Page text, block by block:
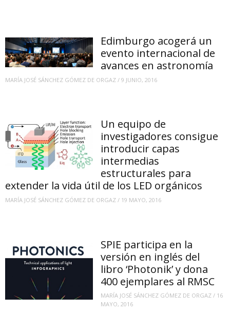
Edimburgo acogerá un
evento internacional de
avances en astronomía
MARÍA JOSÉ SÁNCHEZ GÓMEZ DE ORGAZ / 9 JUNIO, 2016
Un equipo de
investigadores consigue
introducir capas
intermedias
estructurales para
extender la vida útil de los LED orgánicos
MARÍA JOSÉ SÁNCHEZ GÓMEZ DE ORGAZ / 19 MAYO, 2016
SPIE participa en la
versión en inglés del
libro ‘Photonik’ y dona
400 ejemplares al RMSC
MARÍA JOSÉ SÁNCHEZ GÓMEZ DE ORGAZ / 16
MAYO, 2016